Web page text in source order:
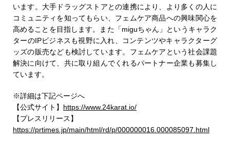
います。大手ドラッグストアとの連携により、より多くの人に
コミュニティを知ってもらい、フェムケア商品への興味関心を
高めることを目指します。また「miguちゃん」というキャラク
ターのIPビジネスも視野に入れ、コンテンツやキャラクターグ
ッズの販売なども検討しています。フェムケアという社会課題
解決に向けて、共に取り組んでくれるパートナー企業も募集し
ています。
※詳細は下記ページへ
【公式サイト 】 https://www.24karat.io/
【プレスリリース】
https://prtimes.jp/main/html/rd/p/000000016.000085097.html